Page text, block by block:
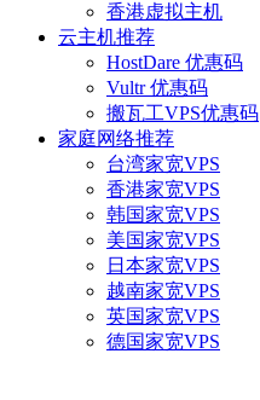
香港虚拟主机
云主机推荐
HostDare 优惠码
Vultr 优惠码
搬瓦工VPS优惠码
家庭网络推荐
台湾家宽VPS
香港家宽VPS
韩国家宽VPS
美国家宽VPS
日本家宽VPS
越南家宽VPS
英国家宽VPS
德国家宽VPS